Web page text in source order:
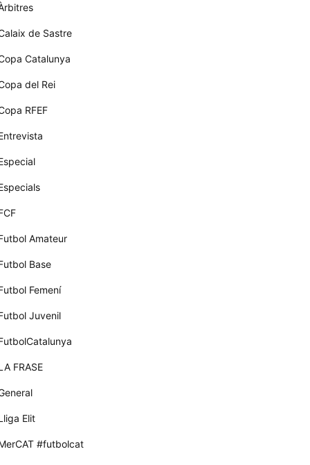
de Sastre
Catalunya
del Rei
RFEF
Amateur
Base
Femení
Juvenil
FRASE
Elit
#futbolcat